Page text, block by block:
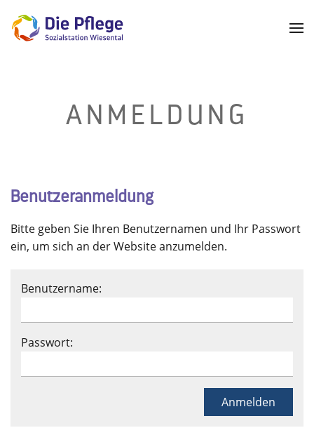
ANMELDUNG
Benutzeranmeldung
Bitte geben Sie Ihren Benutzernamen und Ihr Passwort
ein, um sich an der Website anzumelden.
Benutzername:
Passwort: